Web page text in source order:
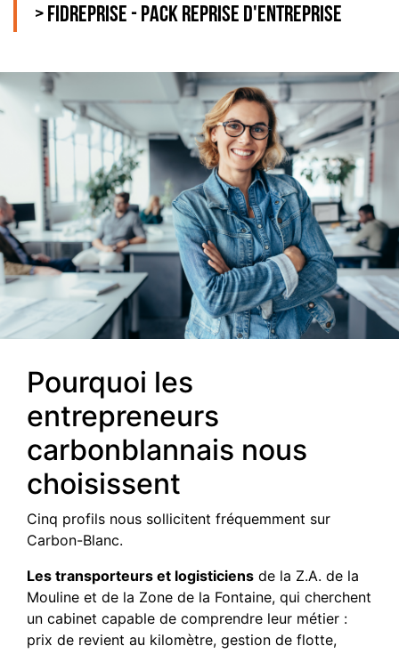
> Fidreprise - Pack reprise d'entreprise
Pourquoi les
entrepreneurs
carbonblannais nous
choisissent
Cinq profils nous sollicitent fréquemment sur
Carbon-Blanc.
Les transporteurs et logisticiens de la Z.A. de la
Mouline et de la Zone de la Fontaine, qui cherchent
un cabinet capable de comprendre leur métier :
prix de revient au kilomètre, gestion de flotte,